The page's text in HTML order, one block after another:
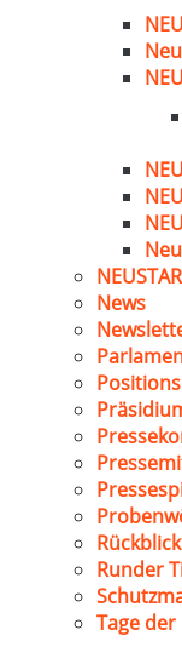
News
Rückblick
Runder
Tage